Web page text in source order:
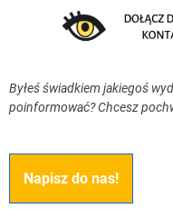
Byłeś świadkiem jakiegoś
poinformować? Chcesz
Napisz do nas!